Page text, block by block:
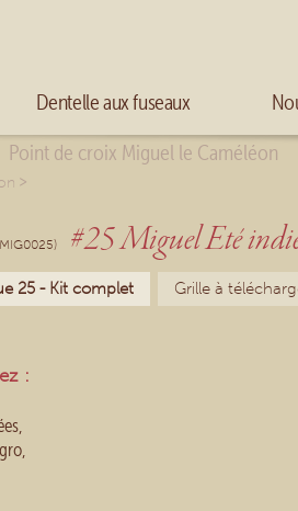
Dentelle aux fuseaux
Point de croix Miguel le Caméléon
>
#25 Miguel Eté
25 - Kit complet Grille à
: